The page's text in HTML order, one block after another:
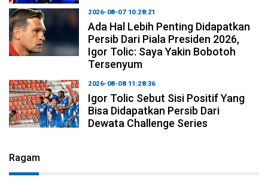
2026-08-07 10:28:21
Ada Hal Lebih Penting Didapatkan
Persib Dari Piala Presiden 2026,
Igor Tolic: Saya Yakin Bobotoh
Tersenyum
2026-08-08 11:28:36
Igor Tolic Sebut Sisi Positif Yang
Bisa Didapatkan Persib Dari
Dewata Challenge Series
Ragam